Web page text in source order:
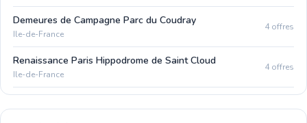
Demeures de Campagne Parc du Coudray
Ile-de-France
4 offres
Renaissance Paris Hippodrome de Saint Cloud
Ile-de-France
4 offres